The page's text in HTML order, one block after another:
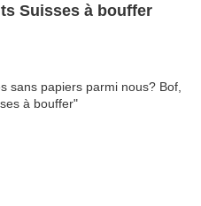
Suisses à bouffer